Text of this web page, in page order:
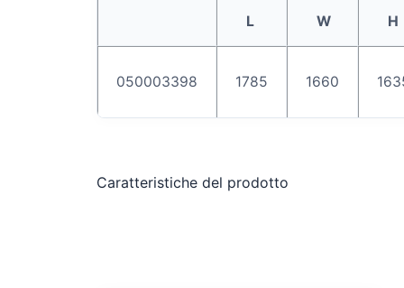
L W H
050003398 1785 1660
Caratteristiche del prodotto